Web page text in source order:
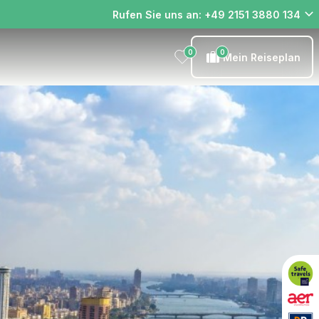
Rufen Sie uns an: +49 2151 3880 134
0 0Mein Reiseplan